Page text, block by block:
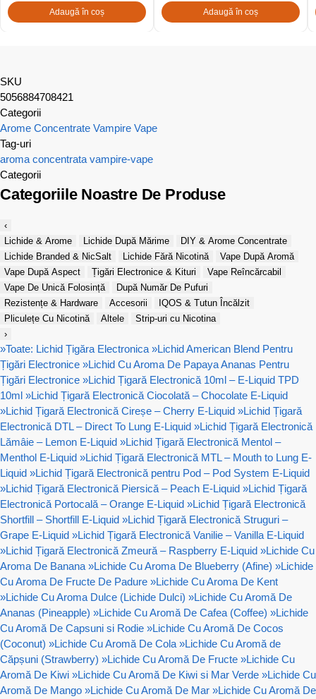
Adaugă în coș Adaugă în coș
SKU
5056884708421
Categorii
Arome Concentrate Vampire Vape
Tag-uri
aroma concentrata vampire-vape
Categorii
Categoriile Noastre De Produse
‹
Lichide & Arome
Lichide După Mărime
DIY & Arome Concentrate
Lichide Branded & NicSalt
Lichide Fără Nicotină
Vape După Aromă
Vape După Aspect
Țigări Electronice & Kituri
Vape Reîncărcabil
Vape De Unică Folosință
După Număr De Pufuri
Rezistențe & Hardware
Accesorii
IQOS & Tutun Încălzit
Pliculețe Cu Nicotină
Altele
Strip-uri cu Nicotina
›
»Toate: Lichid Țigăra Electronica »Lichid American Blend Pentru
Țigări Electronice »Lichid Cu Aroma De Papaya Ananas Pentru
Țigări Electronice »Lichid Țigară Electronică 10ml – E-Liquid TPD
10ml »Lichid Țigară Electronică Ciocolată – Chocolate E-Liquid
»Lichid Țigară Electronică Cireșe – Cherry E-Liquid »Lichid Țigară
Electronică DTL – Direct To Lung E-Liquid »Lichid Țigară Electronică
Lămâie – Lemon E-Liquid »Lichid Țigară Electronică Mentol –
Menthol E-Liquid »Lichid Țigară Electronică MTL – Mouth to Lung E-
Liquid »Lichid Țigară Electronică pentru Pod – Pod System E-Liquid
»Lichid Țigară Electronică Piersică – Peach E-Liquid »Lichid Țigară
Electronică Portocală – Orange E-Liquid »Lichid Țigară Electronică
Shortfill – Shortfill E-Liquid »Lichid Țigară Electronică Struguri –
Grape E-Liquid »Lichid Țigară Electronică Vanilie – Vanilla E-Liquid
»Lichid Țigară Electronică Zmeură – Raspberry E-Liquid »Lichide Cu
Aroma De Banana »Lichide Cu Aroma De Blueberry (Afine) »Lichide
Cu Aroma De Fructe De Padure »Lichide Cu Aroma De Kent
»Lichide Cu Aroma Dulce (Lichide Dulci) »Lichide Cu Aromă De
Ananas (Pineapple) »Lichide Cu Aromă De Cafea (Coffee) »Lichide
Cu Aromă De Capsuni si Rodie »Lichide Cu Aromă De Cocos
(Coconut) »Lichide Cu Aromă De Cola »Lichide Cu Aromă de
Căpșuni (Strawberry) »Lichide Cu Aromă De Fructe »Lichide Cu
Aromă De Kiwi »Lichide Cu Aromă De Kiwi si Mar Verde »Lichide Cu
Aromă De Mango »Lichide Cu Aromă De Mar »Lichide Cu Aromă De